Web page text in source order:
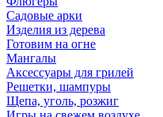
Садовые арки
Изделия из дерева
Готовим на огне
Мангалы
Аксессуары для грилей
Решетки, шампуры
Щепа, уголь, розжиг